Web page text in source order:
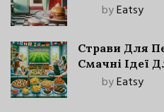
byEatsy
Страви Для
Смачні Ідеї
byEatsy